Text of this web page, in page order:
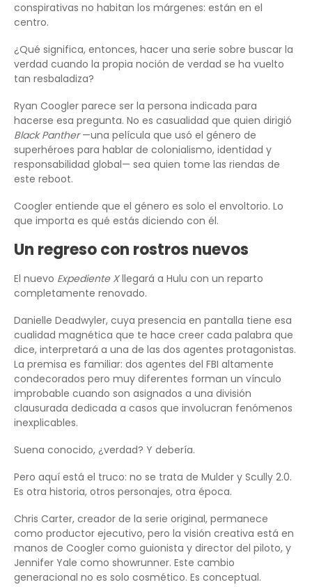
conspirativas no habitan los márgenes: están en el
centro.
¿Qué significa, entonces, hacer una serie sobre buscar la
verdad cuando la propia noción de verdad se ha vuelto
tan resbaladiza?
Ryan Coogler parece ser la persona indicada para
hacerse esa pregunta. No es casualidad que quien dirigió
Black Panther—una película que usó el género de
superhéroes para hablar de colonialismo, identidad y
responsabilidad global— sea quien tome las riendas de
este reboot.
Coogler entiende que el género es solo el envoltorio. Lo
que importa es qué estás diciendo con él.
Un regreso con rostros nuevos
El nuevo Expediente Xllegará a Hulu con un reparto
completamente renovado.
Danielle Deadwyler, cuya presencia en pantalla tiene esa
cualidad magnética que te hace creer cada palabra que
dice, interpretará a una de las dos agentes protagonistas.
La premisa es familiar: dos agentes del FBI altamente
condecorados pero muy diferentes forman un vínculo
improbable cuando son asignados a una división
clausurada dedicada a casos que involucran fenómenos
inexplicables.
Suena conocido, ¿verdad? Y debería.
Pero aquí está el truco: no se trata de Mulder y Scully 2.0.
Es otra historia, otros personajes, otra época.
Chris Carter, creador de la serie original, permanece
como productor ejecutivo, pero la visión creativa está en
manos de Coogler como guionista y director del piloto, y
Jennifer Yale como showrunner. Este cambio
generacional no es solo cosmético. Es conceptual.